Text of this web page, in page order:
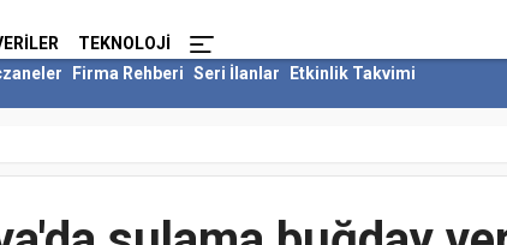
TEKNOLOJI
Firma Rehberi Seri İlanlar
Etkinlik Takvimi